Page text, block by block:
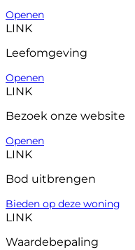
Openen
LINK
Leefomgeving
Openen
LINK
Bezoek onze website
Openen
LINK
Bod uitbrengen
Bieden op deze woning
LINK
Waardebepaling